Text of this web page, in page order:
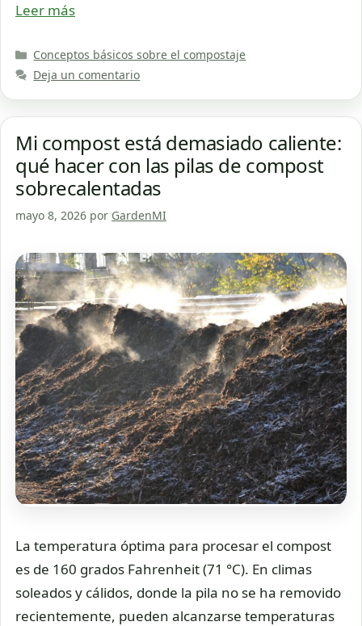
Leer más
Categorías
Conceptos básicos sobre el compostaje
Deja un comentario
Mi compost está demasiado caliente:
qué hacer con las pilas de compost
sobrecalentadas
mayo 8, 2026 por GardenMI
La temperatura óptima para procesar el compost
es de 160 grados Fahrenheit (71 °C). En climas
soleados y cálidos, donde la pila no se ha removido
recientemente, pueden alcanzarse temperaturas